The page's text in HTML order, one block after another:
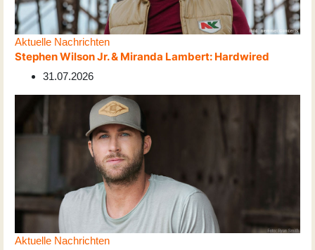
Aktuelle Nachrichten
Stephen Wilson Jr. & Miranda Lambert: Hardwired
31.07.2026
Aktuelle Nachrichten